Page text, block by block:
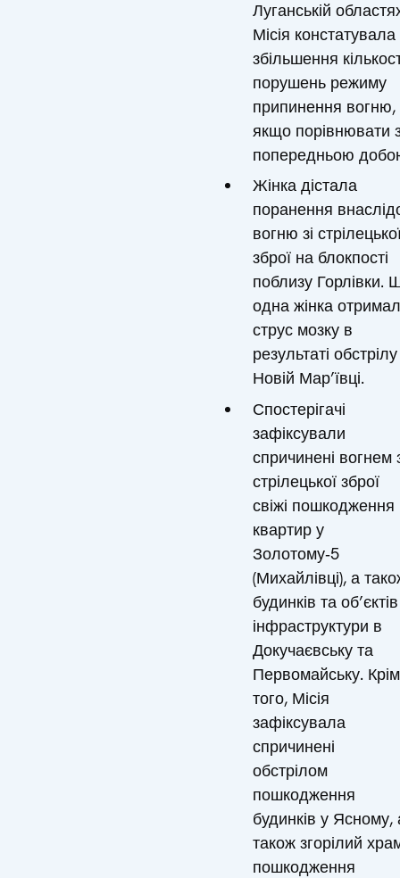
Луганській
Місія констатувала
збільшення
порушень режиму
припинення вогню,
якщо порівнювати
попередньою
Жінка дістала
поранення
вогню зі
зброї на блокпості
поблизу Горлівки.
одна жінка
струс мозку в
результаті
Новій Мар’ївці.
Спостерігачі
зафіксували
спричинені вогнем
стрілецької зброї
свіжі пошкодження
квартир у
Золотому‑5
(Михайлівці), а
будинків та об’єктів
інфраструктури в
Докучаєвську та
Первомайську. Крім
того, Місія
зафіксувала
спричинені
обстрілом
пошкодження
будинків у Ясному,
також згорілий
пошкодження